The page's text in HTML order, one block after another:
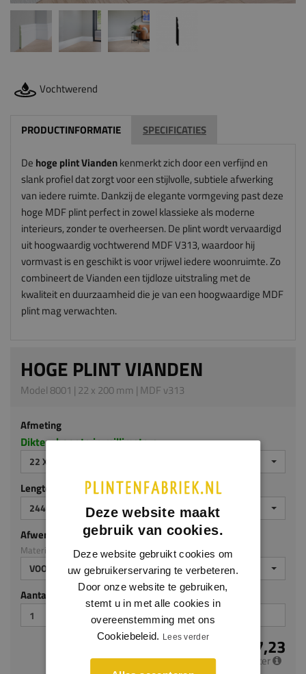
Vochtwerend
PRODUCTINFORMATIE SPECIFICATIES
De hoge plint Viandenkenmerkt zich door een verfijnd en
slank profiel dat zorgt voor een stijlvolle, subtiele afwerking
van iedere ruimte. Dankzij de elegante vormgeving past deze
hoge MDF plint perfect in zowel klassieke als moderne
interieurs, zonder te overheersen. De plint wordt vervaardigd
uit hoogwaardig vochtwerend MDF V313, waardoor hij
vormvast is en geschikt is voor vrijwel iedere woonruimte. Zo
combineert de Vianden een tijdloze uitstraling met de
kwaliteit en duurzaamheid die je van een hoogwaardige MDF
plint mag verwachten.
HOGE PLINT VIANDEN
Model 8001 | 22 x 200 mm | MDF v313
Afmeting
Dikte x hoogte in millimeters
22 X 200 MM
Lengte (mm)
2440 MM
Afwerking
Materiaal: MDF v313
VOORGELAKT
Aantal stuks
€ 17,23
per meter
Deze website maakt
gebruik van cookies.
Deze website gebruikt cookies om
uw gebruikerservaring te verbeteren.
Door onze website te gebruiken,
stemt u in met alle cookies in
overeenstemming met ons
Cookiebeleid. Lees verder